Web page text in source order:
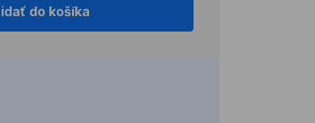
do košíka